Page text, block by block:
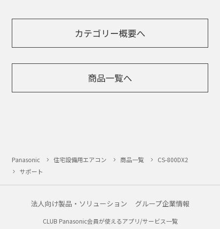
カテゴリー概要へ
商品一覧へ
Panasonic 住宅設備用エアコン 商品一覧
CS-800DX2
サポート
法人向け製品・ソリューション グループ企業情報
CLUB Panasonic会員が使えるアプリ/サービス一覧